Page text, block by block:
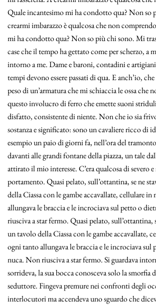
Quale incantesimo mi ha condotto qua? Non so
crearmi imbarazzo è qualcosa che non
mi ha condotto qua? Non so più chi sono. Mi
case che il tempo ha gettato come per scherzo, a
intorno a me. Dame e baroni, contadini e
tempi devono essere passati di qua. E anch’io,
peso di un’armatura che mi schiaccia le ossa che
questo involucro di ferro che emette suoni
disfatto, consistente di niente. Non che io sia
sostanza e significato: sono un cavaliere ricco di
esempio un paio di giorni fa, nell’ora del
davanti alle grandi fontane della piazza, un tale
attirato il mio interesse. C’era qualcosa di severo
portamento. Quasi pelato, sull’ottantina, se ne
della Ciassa con le gambe accavallate, cellulare
allungava le braccia e le incrociava sul petto o
riusciva a star fermo. Quasi pelato, sull’ottantina,
un tavolo della Ciassa con le gambe accavallate,
ogni tanto allungava le braccia e le incrociava sul
nuca. Non riusciva a star fermo. Si guardava
sorrideva, la sua bocca conosceva solo la smorfia
seduttore. Fingeva premure nei confronti degli
interlocutori ma accendeva uno sguardo che